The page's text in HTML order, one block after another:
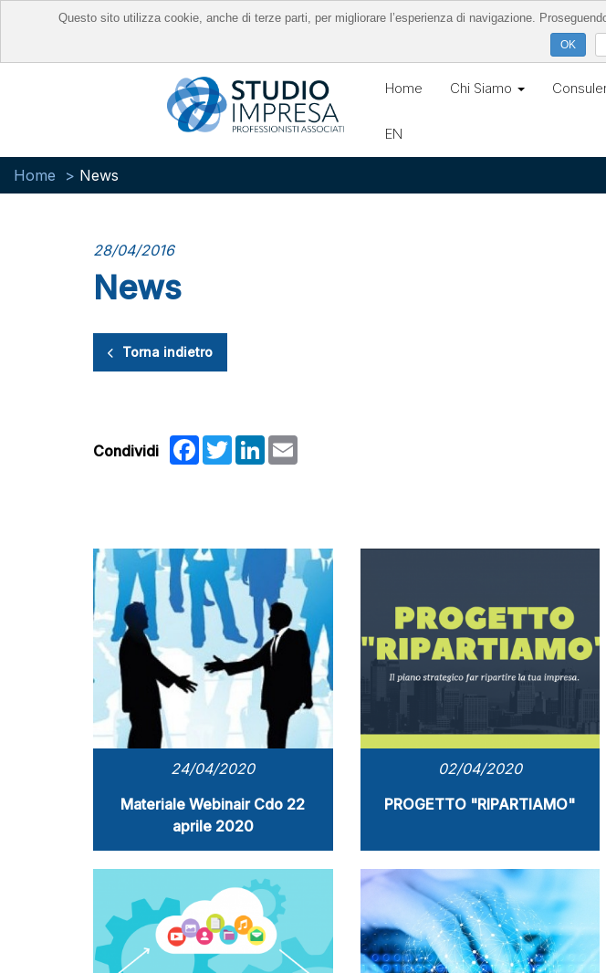
Home Chi Siamo
EN
Home News
28/04/2016
News
Torna indietro
Condividi Facebook
TwitterLinkedIn
24/04/2020
Materiale Webinair Cdo 22
aprile 2020
02/04/2020
PROGETTO "RIPARTIAMO"
Questo sito utilizza cookie, anche di terze parti, per migliorare l’esperienza di navigazione.